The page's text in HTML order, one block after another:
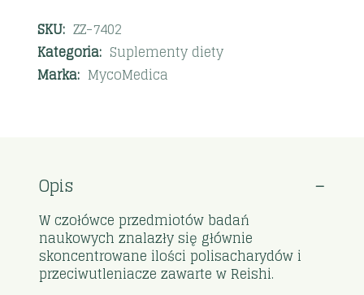
SKU: ZZ-7402
Kategoria: Suplementy diety
Marka: MycoMedica
Opis
W czołówce przedmiotów badań
naukowych znalazły się głównie
skoncentrowane ilości polisacharydów i
przeciwutleniacze zawarte w Reishi.